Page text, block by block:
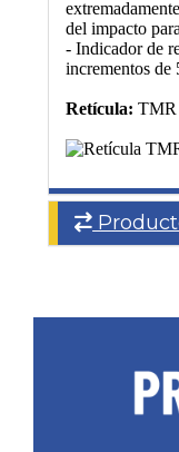
del impacto
- Indicador de
incrementos de
Retícula: TMR